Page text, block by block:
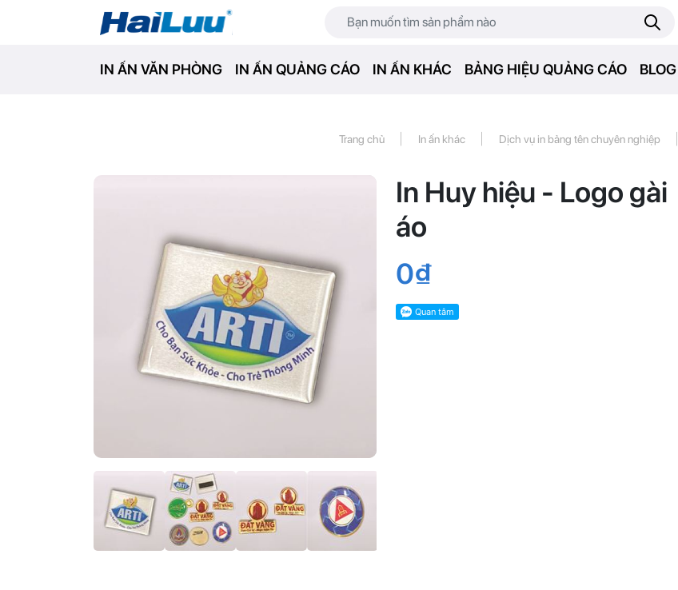
IN ẤN VĂN PHÒNG IN ẤN QUẢNG CÁO IN ẤN KHÁC BẢNG HIỆU QUẢNG CÁO BLOG
Trang chủ | In ấn khác | Dịch vụ in bảng tên chuyên nghiệp |
In Huy hiệu - Logo gài
áo
0₫